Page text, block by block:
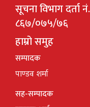
सूचना विभाग दर्ता नं.
८६७/०७५/७६
हाम्रो समुह
सम्पादक
पाण्डव शर्मा
सह-सम्पादक